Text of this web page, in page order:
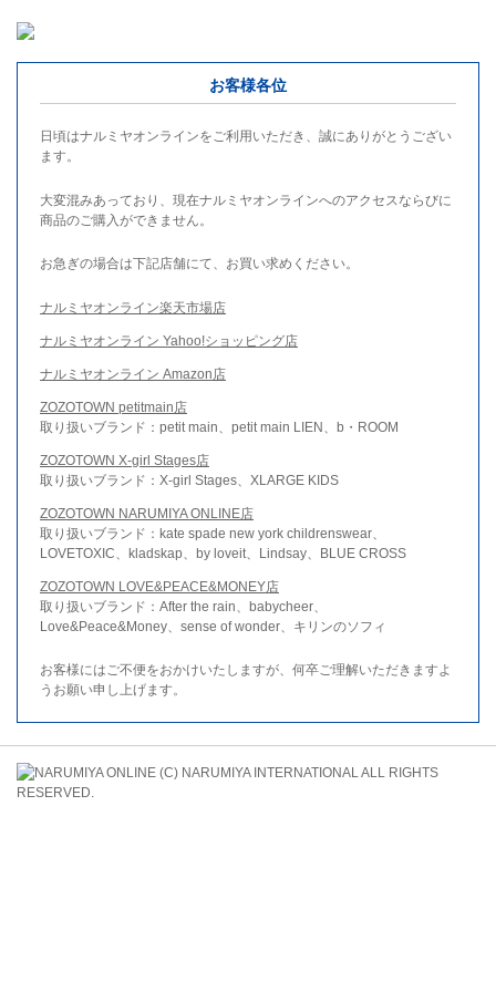
お客様各位
日頃はナルミヤオンラインをご利用いただき、誠にありがとうござい
ます。
大変混みあっており、現在ナルミヤオンラインへのアクセスならびに
商品のご購入ができません。
お急ぎの場合は下記店舗にて、お買い求めください。
ナルミヤオンライン楽天市場店
ナルミヤオンライン Yahoo!ショッピング店
ナルミヤオンライン Amazon店
ZOZOTOWN petitmain店
取り扱いブランド：petit main、petit main LIEN、b・ROOM
ZOZOTOWN X-girl Stages店
取り扱いブランド：X-girl Stages、XLARGE KIDS
ZOZOTOWN NARUMIYA ONLINE店
取り扱いブランド：kate spade new york childrenswear、
LOVETOXIC、kladskap、by loveit、Lindsay、BLUE CROSS
ZOZOTOWN LOVE&PEACE&MONEY店
取り扱いブランド：After the rain、babycheer、
Love&Peace&Money、sense of wonder、キリンのソフィ
お客様にはご不便をおかけいたしますが、何卒ご理解いただきますよ
うお願い申し上げます。